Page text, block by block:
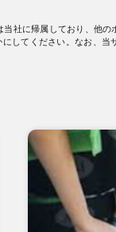
社に帰属しており、他
してください。なお、